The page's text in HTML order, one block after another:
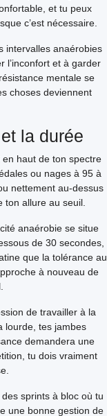
et tu peux
c’est nécessaire.
intervalles anaérobies
l’inconfort et à garder
mentale se
choses deviennent
la durée
haut de ton spectre
ou nages à 95 à
nettement au-dessus
ton allure au seuil.
anaérobie se situe
de 30 secondes,
que la tolérance au
à nouveau de
de travailler à la
lourde, tes jambes
demandera une
tu dois vraiment
sprints à bloc où tu
une bonne gestion de